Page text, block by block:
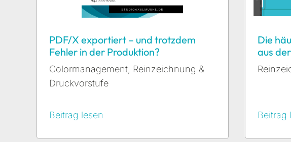
PDF/X exportiert – und trotzdem
Fehler in der Produktion?
Colormanagement Reinzeichnung &
Druckvorstufe
Beitrag lesen
Die
aus
Beitrag